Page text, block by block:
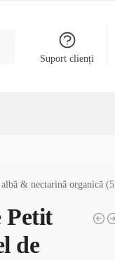
Suport clienți
(500 ml, flacon cu pompiță)
Petit
de